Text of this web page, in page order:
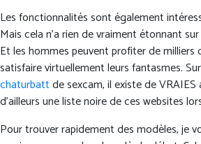
Les fonctionnalités sont également
Mais cela n’a rien de vraiment étonnant
Et les hommes peuvent profiter de milliers
satisfaire virtuellement leurs fantasmes.
chaturbattde sexcam, il existe de VRAIES
d’ailleurs une liste noire de ces websites
Pour trouver rapidement des modèles, je